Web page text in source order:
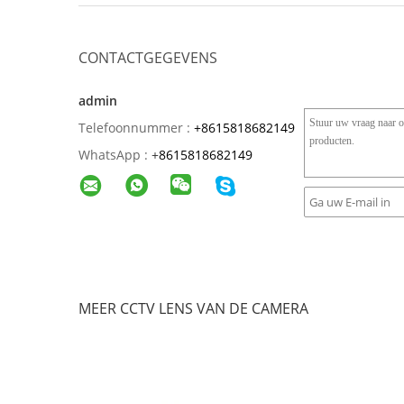
CONTACTGEGEVENS
admin
Telefoonnummer : +8615818682149
WhatsApp : +8615818682149
MEER CCTV LENS VAN DE CAMERA